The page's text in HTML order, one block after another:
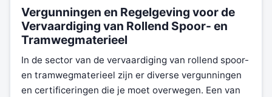
Vergunningen en Regelgeving voor de
Vervaardiging van Rollend Spoor- en
Tramwegmaterieel
In de sector van de vervaardiging van rollend spoor-
en tramwegmaterieel zijn er diverse vergunningen
en certificeringen die je moet overwegen. Een van